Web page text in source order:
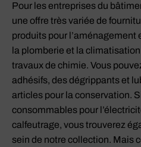
Pour les entreprises du
une offre très variée de
produits pour l’aménagement
la plomberie et la
travaux de chimie. Vous
adhésifs, des dégrippants et
articles pour la conservation.
consommables pour
calfeutrage, vous trouverez
sein de notre collection. Mais